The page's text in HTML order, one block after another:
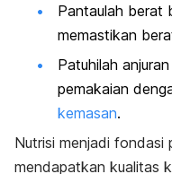
Pantaulah berat
memastikan
Patuhilah
pemakaian
kemasan.
Nutrisi menjadi fondasi
mendapatkan kualitas